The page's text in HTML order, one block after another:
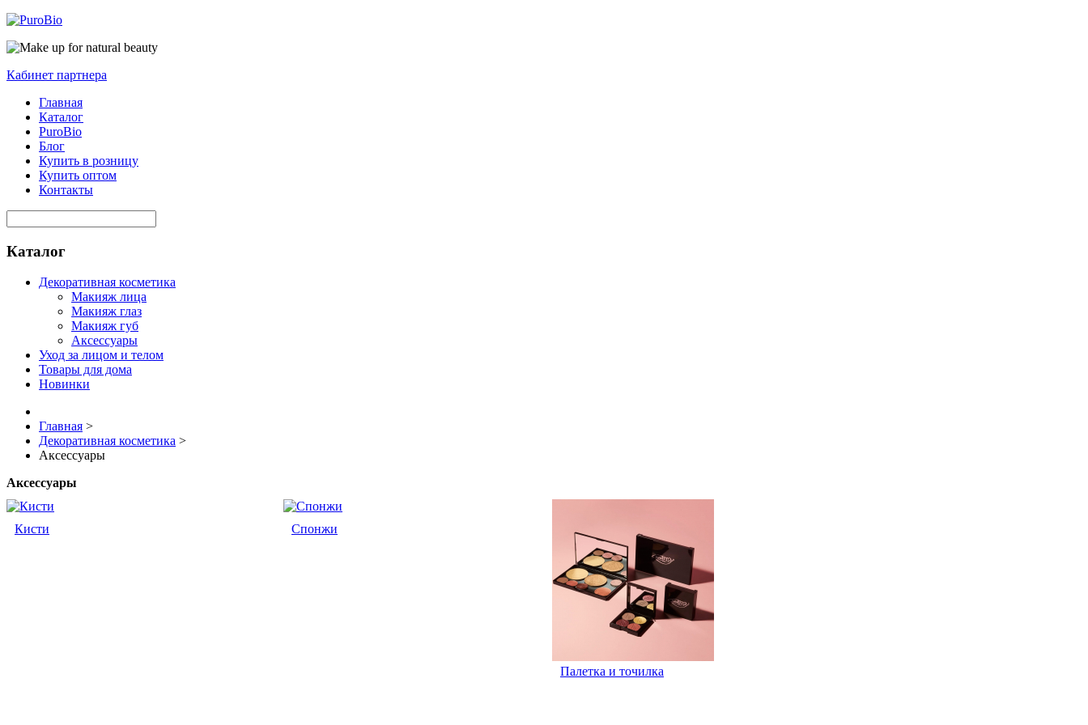
Кабинет партнера
Главная
Каталог
PuroBio
Блог
Купить в розницу
Купить оптом
Контакты
Каталог
Декоративная косметика
Макияж лица
Макияж глаз
Макияж губ
Аксессуары
Уход за лицом и телом
Товары для дома
Новинки
Главная >
Декоративная косметика >
Аксессуары
Аксессуары
Кисти Спонжи
Палетка и точилка